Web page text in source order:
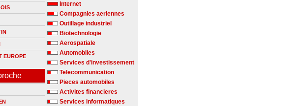
EUROPE
Internet
Compagnies aeriennes
Outillage industriel
Biotechnologie
Aerospatiale
Automobiles
Services d'investissement
Telecommunication
Pieces automobiles
Activites financieres
Services informatiques